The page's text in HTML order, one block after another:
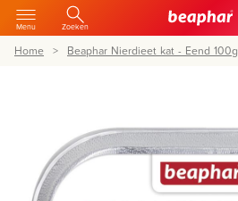
Menu Zoeken
Home Beaphar Nierdieet kat - Eend 100g